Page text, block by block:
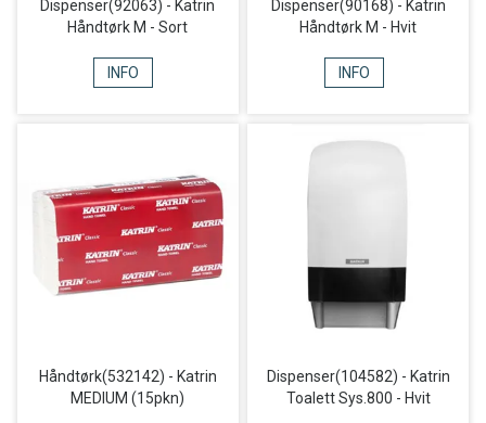
Dispenser(92063) - Katrin
Håndtørk M - Sort
INFO
Dispenser(90168) - Katrin
Håndtørk M - Hvit
INFO
Håndtørk(532142) - Katrin
MEDIUM (15pkn)
Dispenser(104582) - Katrin
Toalett Sys.800 - Hvit